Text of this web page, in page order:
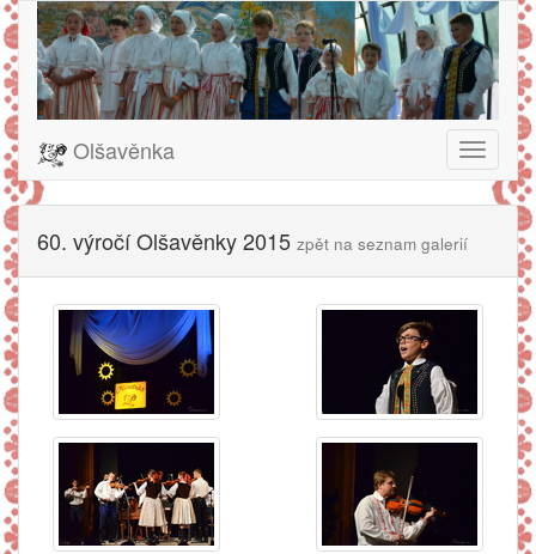
Toggle
Olšavěnka
60. výročí Olšavěnky 2015 zpět na seznam galerií